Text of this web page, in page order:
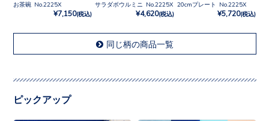
お茶碗 No.2225X
¥7,150(税込)
サラダボウルミニ No.2225X
¥4,620(税込)
20cmプレート No.2225X
¥5,720(税込)
同じ柄の商品一覧
ピックアップ